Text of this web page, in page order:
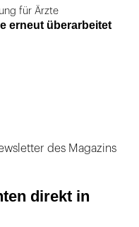
für Ärzte
erneut überarbeitet
des Magazins
direkt in